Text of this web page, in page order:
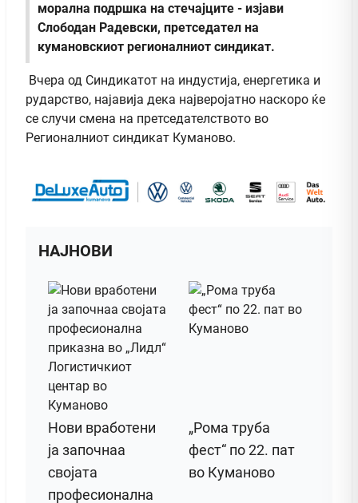
морална подршка на стечајците - изјави
Слободан Радевски, претседател на
кумановскиот регионалниот синдикат.
Вчера од Синдикатот на индустија, енергетика и
рударство, најавија дека најверојатно наскоро ќе
се случи смена на претседателството во
Регионалниот синдикат Куманово.
НАЈНОВИ
Нови вработени
ја започнаа
својата
професионална
„Рома труба
фест“ по 22. пат
во Куманово